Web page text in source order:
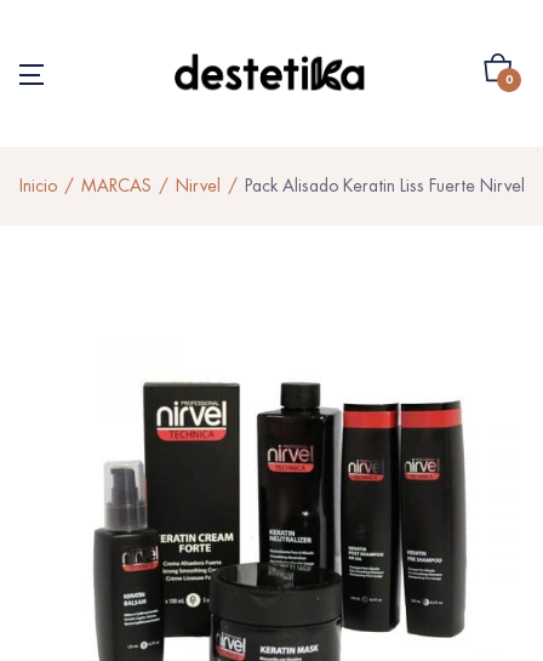
0
Inicio MARCAS Nirvel Pack Alisado Keratin Liss Fuerte Nirvel